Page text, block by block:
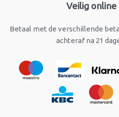
Veilig
Betaal met de verschillende
achteraf na 21